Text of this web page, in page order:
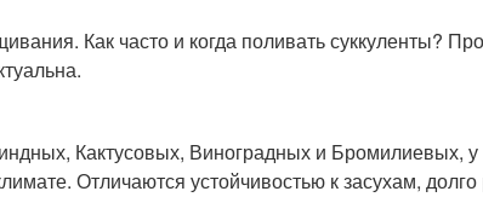
Как часто и когда поливать суккуленты?
Кактусовых, Виноградных и Бромилиевых, у
Отличаются устойчивостью к засухам, долго